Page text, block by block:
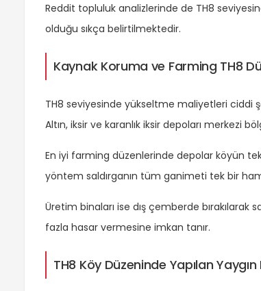
Reddit topluluk analizlerinde de TH8
olduğu sıkça belirtilmektedir.
Kaynak Koruma ve Farming TH8
TH8 seviyesinde yükseltme maliyetleri ciddi
Altın, iksir ve karanlık iksir depoları merkezi
En iyi farming düzenlerinde depolar köyün
yöntem saldırganın tüm ganimeti tek bir
Üretim binaları ise dış çemberde bırakılarak
fazla hasar vermesine imkan tanır.
TH8 Köy Düzeninde Yapılan